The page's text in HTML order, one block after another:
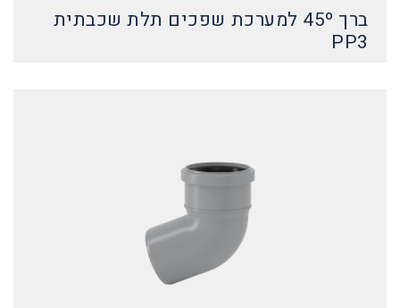
ברך 45º למערכת שפכים תלת שכבתית
PP3